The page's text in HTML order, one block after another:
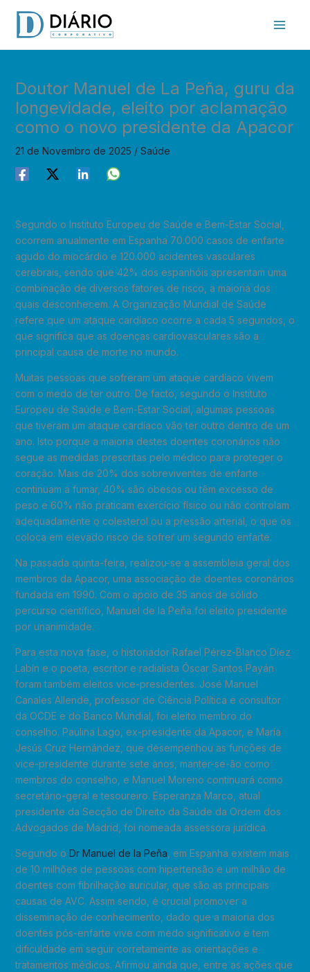
content
Doutor Manuel de La Peña, guru da
longevidade, eleito por aclamação
como o novo presidente da Apacor
21 de Novembro de 2025 / Saúde
Segundo o Instituto Europeu de Saúde e Bem-Estar Social,
ocorrem anualmente em Espanha 70.000 casos de enfarte
agudo do miocárdio e 120.000 acidentes vasculares
cerebrais, sendo que 42% dos espanhóis apresentam uma
combinação de diversos fatores de risco, a maioria dos
quais desconhecem. A Organização Mundial de Saúde
refere que um ataque cardíaco ocorre a cada 5 segundos, o
que significa que as doenças cardiovasculares são a
principal causa de morte no mundo.
Muitas pessoas que sofreram um ataque cardíaco vivem
com o medo de ter outro. De facto, segundo o Instituto
Europeu de Saúde e Bem-Estar Social, algumas pessoas
que tiveram um ataque cardíaco vão ter outro dentro de um
ano. Isto porque a maioria destes doentes coronários não
segue as medidas prescritas pelo médico para proteger o
coração. Mais de 20% dos sobreviventes de enfarte
continuam a fumar, 40% são obesos ou têm excesso de
peso e 60% não praticam exercício físico ou não controlam
adequadamente o colesterol ou a pressão arterial, o que os
coloca em elevado risco de sofrer um segundo enfarte.
Na passada quinta-feira, realizou-se a assembleia geral dos
membros da Apacor, uma associação de doentes coronários
fundada em 1990. Com o apoio de 35 anos de sólido
percurso científico, Manuel de la Peña foi eleito presidente
por unanimidade.
Para esta nova fase, o historiador Rafael Pérez-Blanco Díez
Labín e o poeta, escritor e radialista Óscar Santos Payán
foram também eleitos vice-presidentes. José Manuel
Canales Allende, professor de Ciência Política e consultor
da OCDE e do Banco Mundial, foi eleito membro do
conselho. Paulina Lago, ex-presidente da Apacor, e María
Jesús Cruz Hernández, que desempenhou as funções de
vice-presidente durante sete anos, manter-se-ão como
membros do conselho, e Manuel Moreno continuará como
secretário-geral e tesoureiro. Esperanza Marco, atual
presidente da Secção de Direito da Saúde da Ordem dos
Advogados de Madrid, foi nomeada assessora jurídica.
Segundo o Dr Manuel de la Peña , em Espanha existem mais
de 10 milhões de pessoas com hipertensão e um milhão de
doentes com fibrilhação auricular, que são as principais
causas de AVC. Assim sendo, é crucial promover a
disseminação de conhecimento, dado que a maioria dos
doentes pós-enfarte vive com medo significativo e tem
dificuldade em seguir corretamente as orientações e
tratamentos médicos. Afirmou ainda que, entre as ações que